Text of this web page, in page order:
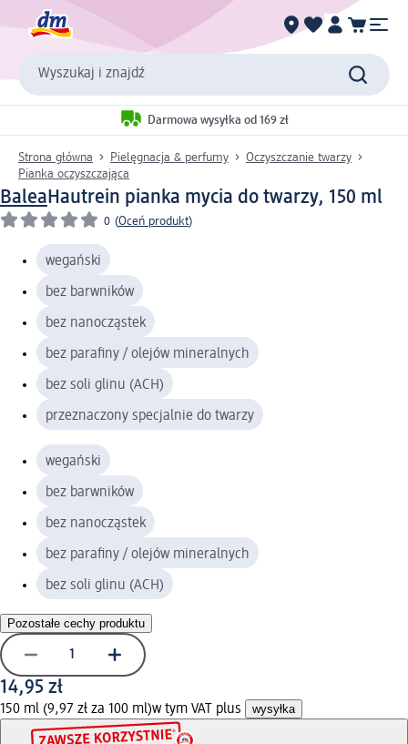
Wyszukaj i znajdź
Darmowa wysyłka od 169 zł
Strona główna Pielęgnacja & perfumy
Oczyszczanie twarzy
Pianka oczyszczająca
Balea Hautrein pianka mycia do twarzy, 150 ml
0 (Oceń produkt)
wegański
bez barwników
bez nanocząstek
bez parafiny / olejów mineralnych
bez soli glinu (ACH)
przeznaczony specjalnie do twarzy
wegański
bez barwników
bez nanocząstek
bez parafiny / olejów mineralnych
bez soli glinu (ACH)
Pozostałe cechy produktu
14,95 zł
150 ml (9,97 zł za 100 ml)w tym VAT plus wysyłka